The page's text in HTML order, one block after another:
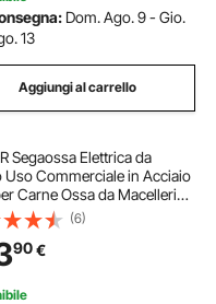
per banco sega
Dom. Ago. 9 - Gio.
13
Aggiungi al carrello
Segaossa Elettrica da
Uso Commerciale in Acciaio
Carne Ossa da Macellerie
Produttività max.
ora, Macchina Segaossa
Spessore di Taglio 0-
Altezza 230mm
(6)
90€